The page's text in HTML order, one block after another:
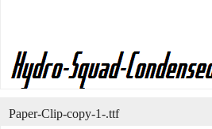
Paper-Clip-copy-1-.ttf